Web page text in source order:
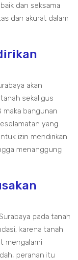
dan seksama
dan akurat dalam
akan
sekaligus
maka bangunan
yang
izin mendirikan
menanggung
pada tanah
karena tanah
mengalami
peranan itu